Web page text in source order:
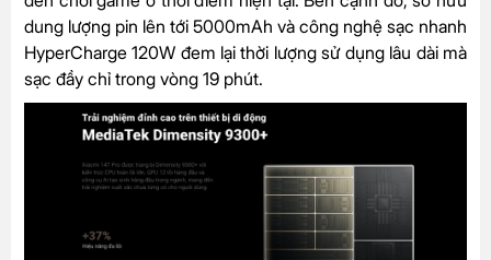
dung lượng pin lên tới 5000mAh và công nghệ sạc nhanh
HyperCharge 120W đem lại thời lượng sử dụng lâu dài mà
sạc đầy chỉ trong vòng 19 phút.